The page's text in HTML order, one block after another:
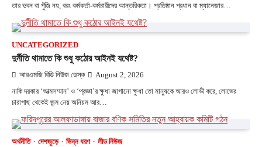
তার ভবন বা পুঁজি নয়, বরং কর্মকর্তা-কর্মচারীদের আন্তরিকতা। প্রতিষ্ঠান প্রধান বা ম্যানেজার…
UNCATEGORIZED
দুর্নীতি থামাতে কি শুধু কঠোর আইনই যথেষ্ট?
আরএমজি বিডি নিউজ ডেস্ক August 2, 2026
নাকি দরকার ‘আত্মসম্মান’ ও ‘প্রজ্ঞা’র ক্ষুধা জাগানো ক্ষুধা তো মানুষকে আরও লোভী করে, লোভের
চারাগাছ থেকেই জন্ম নেয় অনিয়ম আর…
অর্থনীতি দেশজুড়ে ভিন্ন ধরণ লীড নিউজ